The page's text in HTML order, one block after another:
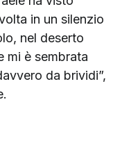
in un silenzio
nel deserto
mi è sembrata
da brividi”,